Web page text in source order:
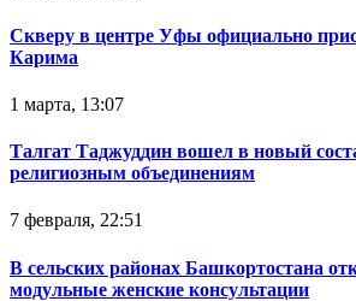
Скверу в центре Уфы официально
Карима
1 марта, 13:07
Талгат Таджуддин вошел в новый
религиозным объединениям
7 февраля, 22:51
В сельских районах Башкортостана
модульные женские консультации